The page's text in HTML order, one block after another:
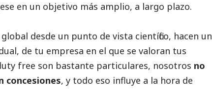
en un objetivo más amplio, a largo plazo.
desde un punto de vista científico, hacen un
de tu empresa en el que se valoran tus
free son bastante particulares, nosotros no
concesiones, y todo eso influye a la hora de